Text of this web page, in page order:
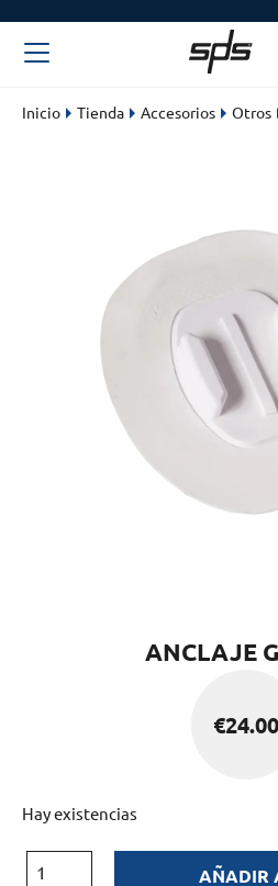
Inicio Tienda Accesorios Otros
ANCLAJE
€24.00
Hay existencias
AÑADIR